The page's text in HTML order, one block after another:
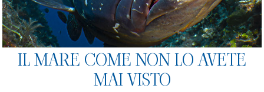
IL MARE COME NON LO AVETE
MAI VISTO